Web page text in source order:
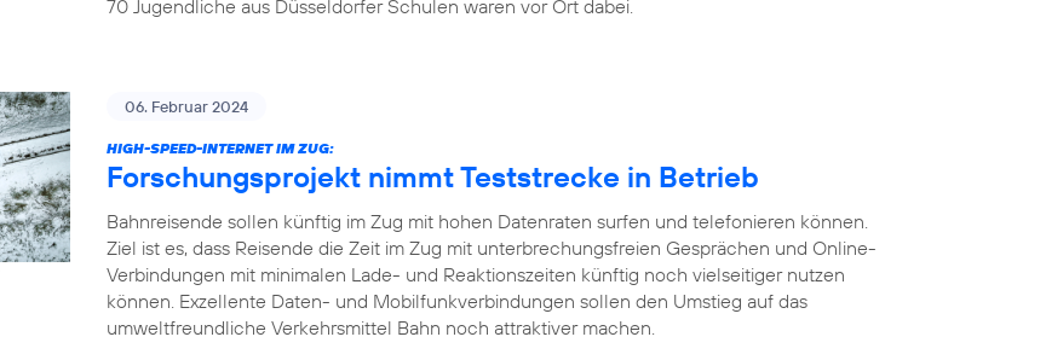
70 Jugendliche aus Düsseldorfer Schulen waren vor Ort dabei.
06. Februar 2024
HIGH-SPEED-INTERNET IM ZUG:
Forschungsprojekt nimmt Teststrecke in Betrieb
Bahnreisende sollen künftig im Zug mit hohen Datenraten surfen und telefonieren können.
Ziel ist es, dass Reisende die Zeit im Zug mit unterbrechungsfreien Gesprächen und Online-
Verbindungen mit minimalen Lade- und Reaktionszeiten künftig noch vielseitiger nutzen
können. Exzellente Daten- und Mobilfunkverbindungen sollen den Umstieg auf das
umweltfreundliche Verkehrsmittel Bahn noch attraktiver machen.